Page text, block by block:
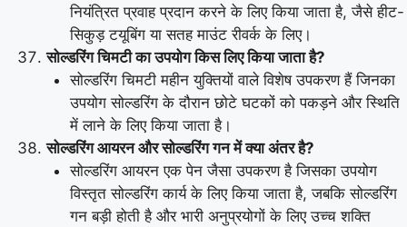
नियंत्रित प्रवाह प्रदान करने के लिए किया जाता है, जैसे हीट-
सिकुड़ टयूबिंग या सतह माउंट रीवर्क के लिए।
सोल्डरिंग चिमटी का उपयोग किस लिए किया जाता है?
सोल्डरिंग चिमटी महीन युक्तियों वाले विशेष उपकरण हैं जिनका
उपयोग सोल्डरिंग के दौरान छोटे घटकों को पकड़ने और स्थिति
में लाने के लिए किया जाता है।
सोल्डरिंग आयरन और सोल्डरिंग गन में क्या अंतर है?
सोल्डरिंग आयरन एक पेन जैसा उपकरण है जिसका उपयोग
विस्तृत सोल्डरिंग कार्य के लिए किया जाता है, जबकि सोल्डरिंग
गन बड़ी होती है और भारी अनुप्रयोगों के लिए उच्च शक्ति